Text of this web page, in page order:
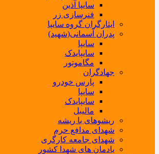
سایپا آذین
فنرسازی زر
ایثارگران گروه سایپا
پدران آسمانی(شهید)
سایپا
سایپایدک
مگاموتور
جهادگران
پارس خودرو
سایپا
سایپایدک
مالیبل
ریشوهای با ریشه
شهدای مدافع حرم
شهدای جامعه کارگری
یادمان های شهدا کشور